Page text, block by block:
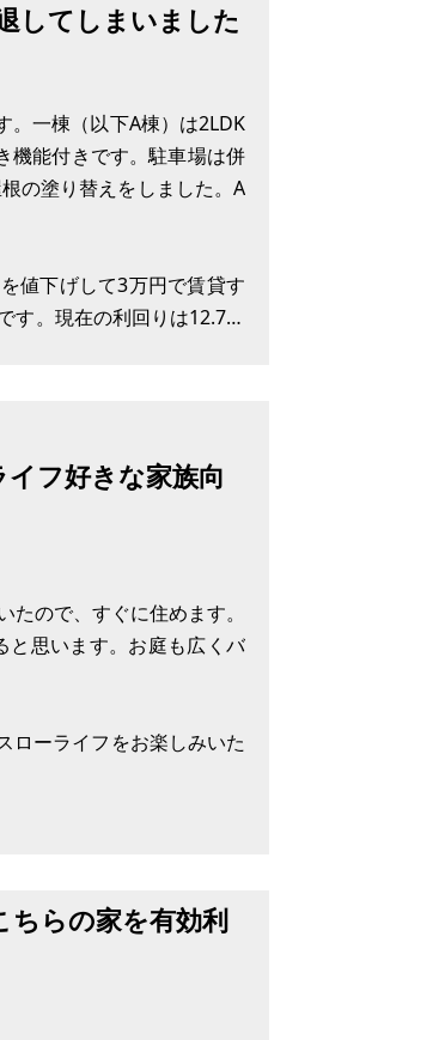
してしまいました
。一棟（以下A棟）は2LDK
機能付きです。駐車場は併
の塗り替えをしました。A
値下げして3万円で賃貸す
す。現在の利回りは12.7％
フ好きな家族向
ので、すぐに住めます。
と思います。お庭も広くバ
ローライフをお楽しみいた
ちらの家を有効利